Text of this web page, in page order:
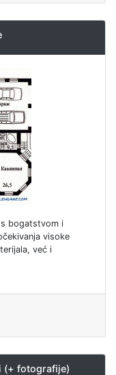
s bogatstvom i
visoke
već i
(+ fotografije)